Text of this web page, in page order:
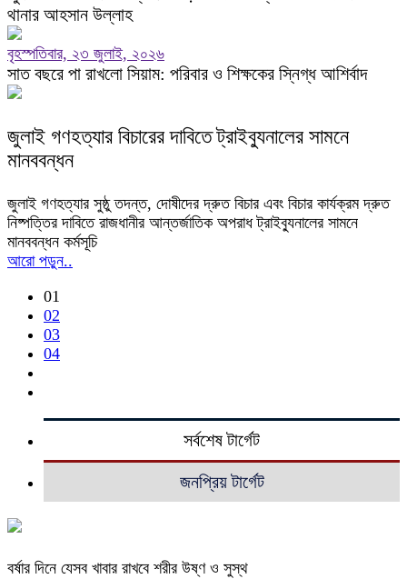
থানার আহসান উল্লাহ
বৃহস্পতিবার, ২৩ জুলাই, ২০২৬
সাত বছরে পা রাখলো সিয়াম: পরিবার ও শিক্ষকের স্নিগ্ধ আশির্বাদ
জুলাই গণহত্যার বিচারের দাবিতে ট্রাইব্যুনালের সামনে
মানববন্ধন
জুলাই গণহত্যার সুষ্ঠু তদন্ত, দোষীদের দ্রুত বিচার এবং বিচার কার্যক্রম দ্রুত
নিষ্পত্তির দাবিতে রাজধানীর আন্তর্জাতিক অপরাধ ট্রাইব্যুনালের সামনে
মানববন্ধন কর্মসূচি
আরো পড়ুন..
01
02
03
04
সর্বশেষ টার্গেট
জনপ্রিয় টার্গেট
বর্ষার দিনে যেসব খাবার রাখবে শরীর উষ্ণ ও সুস্থ